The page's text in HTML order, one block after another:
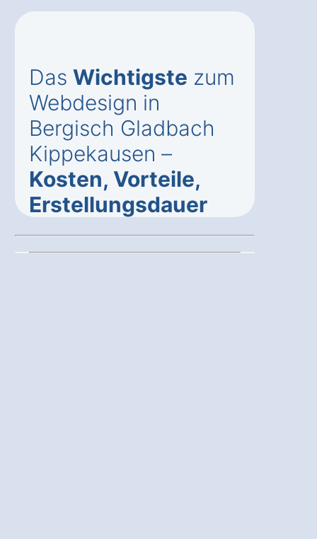
Das Wichtigste zum
Webdesign in
Bergisch Gladbach
Kippekausen –
Kosten, Vorteile,
Erstellungsdauer